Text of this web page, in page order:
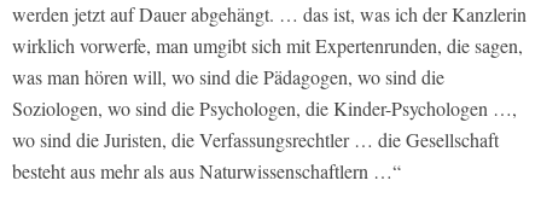
werden jetzt auf Dauer abgehängt. … das ist, was ich der Kanzlerin
wirklich vorwerfe, man umgibt sich mit Expertenrunden, die sagen,
was man hören will, wo sind die Pädagogen, wo sind die
Soziologen, wo sind die Psychologen, die Kinder-Psychologen …,
wo sind die Juristen, die Verfassungsrechtler … die Gesellschaft
besteht aus mehr als aus Naturwissenschaftlern …“